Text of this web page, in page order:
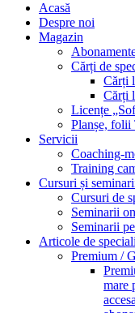
Acasă
Despre noi
Magazin
Cărți de
Cărți
Cărți
Licențe
Planșe,
Servicii
Coaching-
Training
Cursuri și
Cursuri de
Seminarii
Seminarii
Articole de
Premium /
mare